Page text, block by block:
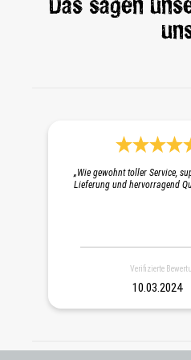
Das sagen
„Wie gewohnt toller Service,
Lieferung und hervorragend
Verifizierte
10.03.2024